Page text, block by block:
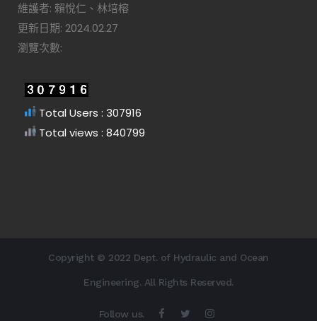
維護者: 賴悅仁、林培榕
更新日期: 2024.02.27
瀏覽次數:
Total Users : 307916
Total views : 840799
Copyright © 2022 Dept. of Hydraulic and Ocean
Engineering. All Rights Reserved.
Follow us.